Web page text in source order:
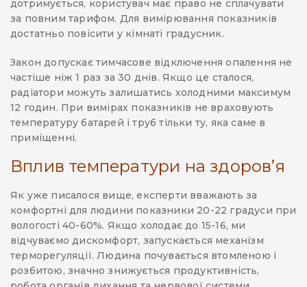
дотримується, користувач має право не сплачувати
за повним тарифом. Для вимірювання показників
достатньо повісити у кімнаті градусник.
Закон допускає тимчасове відключення опалення не
частіше ніж 1 раз за 30 днів. Якщо це сталося,
радіатори можуть залишатись холодними максимум
12 годин. При вимірах показників не враховують
температуру батарей і труб тільки ту, яка саме в
приміщенні.
Вплив температури на здоров’я
Як уже писалося вище, експерти вважають за
комфортні для людини показники 20-22 градуси при
вологості 40-60%. Якщо холодає до 15-16, ми
відчуваємо дискомфорт, запускається механізм
терморегуляції. Людина почувається втомленою і
розбитою, значно знижується продуктивність,